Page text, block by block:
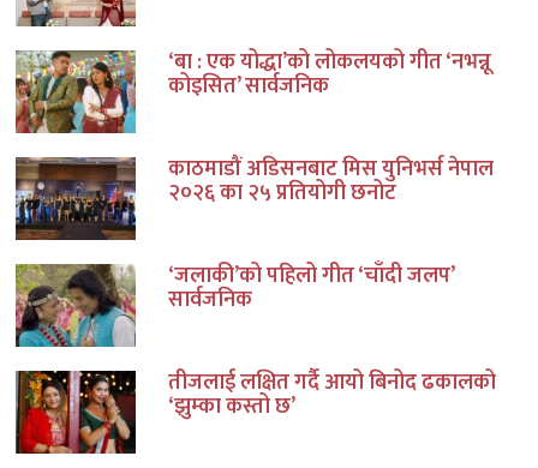
‘बा : एक योद्धा’को लोकलयको गीत ‘नभन्नू
कोइसित’ सार्वजनिक
काठमाडौं अडिसनबाट मिस युनिभर्स नेपाल
२०२६ का २५ प्रतियोगी छनोट
‘जलाकी’को पहिलो गीत ‘चाँदी जलप’
सार्वजनिक
तीजलाई लक्षित गर्दै आयो बिनोद ढकालको
‘झुम्का कस्तो छ’